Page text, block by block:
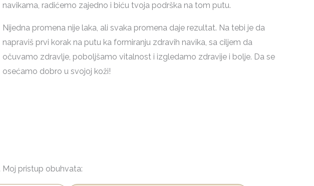
navikama, radićemo zajedno i biću tvoja podrška na tom putu.
Nijedna promena nije laka, ali svaka promena daje rezultat. Na tebi je da
napraviš prvi korak na putu ka formiranju zdravih navika, sa ciljem da
očuvamo zdravlje, poboljšamo vitalnost i izgledamo zdravije i bolje. Da se
osećamo dobro u svojoj koži!
Moj pristup obuhvata: